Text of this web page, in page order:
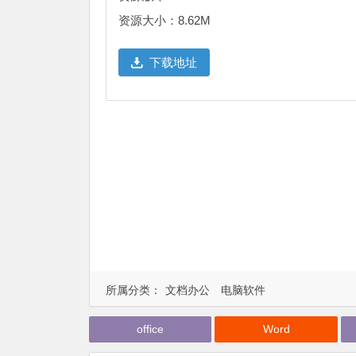
资源大小：8.62M
下载地址
所属分类： 文档办公 电脑软件
office Word